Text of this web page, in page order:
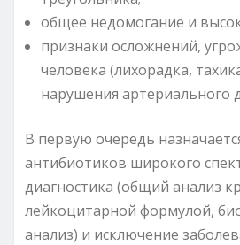
общее недомогание и
признаки осложнений,
человека (лихорадка,
нарушения артериального
В первую очередь
антибиотиков широкого
диагностика (общий анализ
лейкоцитарной формулой,
анализ) и исключение